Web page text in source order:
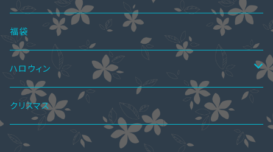
ペアシャツ＆ワンピ
ペアパーカ
ペアマフラー
ペアアクセサリー
オールインワン・パンツドレス
ブラウス
ドレスインナー
アクセサリー
ジャケット
ショートブーツ・ブーティー
ハーフブーツ
ショートブーツ・ブーティー
パンプス
ニーハイブーツ
春ブーツ
カーディガン
Tシャツ
ニット・セーター
パーカー
ボトムス
レギンス
スカート
ジャケット
オールインワン
水着
4点セット
2点セット
ワンピーススーツ
3点セット
5点セット
福袋
ハロウィン
ロリータ服
メイド服
クリスマス